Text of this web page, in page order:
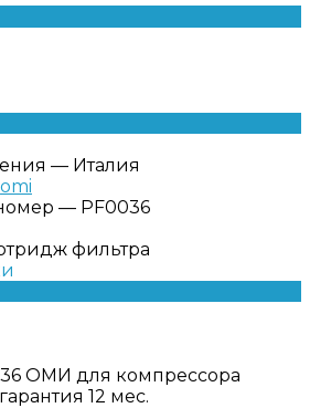
— Италия
omi
— PF0036
фильтра
ОМИ для компрессора
12 мес.